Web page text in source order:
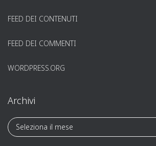
FEED DEI CONTENUTI
FEED DEI COMMENTI
WORDPRESS.ORG
Archivi
A
r